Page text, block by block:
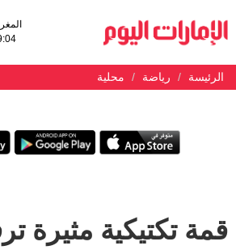
الرئيسة رياضة محلية
قمة تكتيكية مثيرة